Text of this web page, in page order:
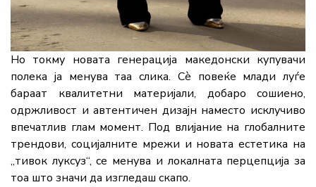
Но токму новата генерација македонски купувачи
полека ја менува таа слика. Сè повеќе млади луѓе
бараат квалитетни материјали, добаро сошиено,
одржливост и автентичен дизајн наместо исклучиво
впечатлив глам момент. Под влијание на глобалните
трендови, социјалните мрежи и новата естетика на
„тивок луксуз“, се менува и локалната перцепција за
тоа што значи да изгледаш скапо.